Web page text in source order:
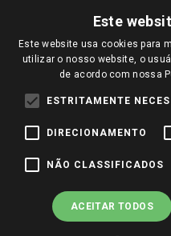
Notícias
Perguntas frequentes
Identidade Visual
Trocas e Devoluções
Redes Sociais
Pagamento e
Este
Este website usa cookies para
utilizar o nosso website, o
de acordo com nossa
ESTRITAMENTE
DIRECIONAMENTO
NÃO CLASSIFICADOS
ACEITAR TODOS